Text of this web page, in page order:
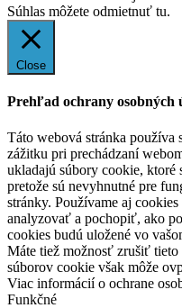
Súhlas môžete odmietnuť tu.
Close
Prehľad ochrany osobných
Táto webová stránka používa
zážitku pri prechádzaní
ukladajú súbory cookie, ktoré
pretože sú nevyhnutné pre
stránky. Používame aj
analyzovať a pochopiť, ako
cookies budú uložené vo
Máte tiež možnosť zrušiť
súborov cookie však môže
Viac informácií o ochrane
Funkčné